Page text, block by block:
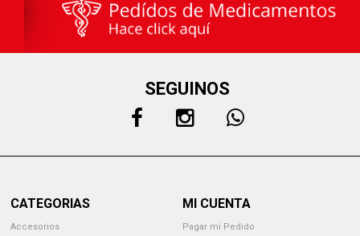
SEGUINOS
CATEGORIAS
Accesorios
MI CUENTA
Pagar mi Pedido